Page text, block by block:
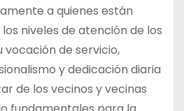
a quienes están
niveles de atención de los
vocación de servicio,
y dedicación diaria
de los vecinos y vecinas